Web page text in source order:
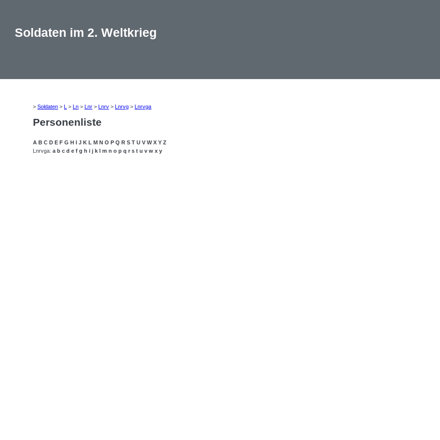
Soldaten im 2. Weltkrieg
>Soldaten >L >Ln >Lnr >Lnrv >Lnrvg >Lnrvga
Personenliste
A B C D E F G H I J K L M N O P Q R S T U V W X Y Z
Lnrvga:a b c d e f g h i j k l m n o p q r s t u v w x y